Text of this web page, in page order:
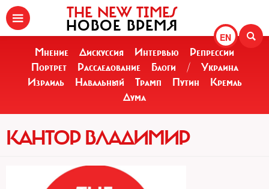
EN
THE NEW TIMES
НОВОЕ ВРЕМЯ
Мнение Дискуссия Интервью
Репрессии
Портрет
Расследование Блоги /
Украина
Израиль
Навальный Трамп Путин
Кремль
Дума
КАНТОР ВЛАДИМИР